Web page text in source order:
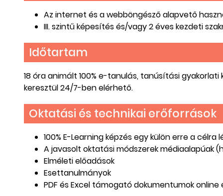
Az internet és a webböngésző alapvető
III. szintű képesítés és/vagy 2 éves kezdeti
Időtartam
18 óra animált 100% e-tanulás, tanúsítási
keresztül 24/7-ben elérhető.
Oktatási és technikai erőforrások
100% E-Learning képzés egy külön erre a
A javasolt oktatási módszerek médiaalapúak
Elméleti előadások
Esettanulmányok
PDF és Excel támogató dokumentumok online